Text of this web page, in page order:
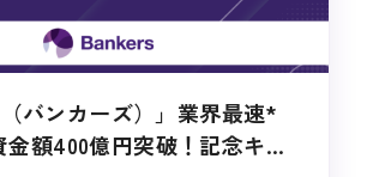
（バンカーズ）」業界最速*
金額400億円突破！記念キ...